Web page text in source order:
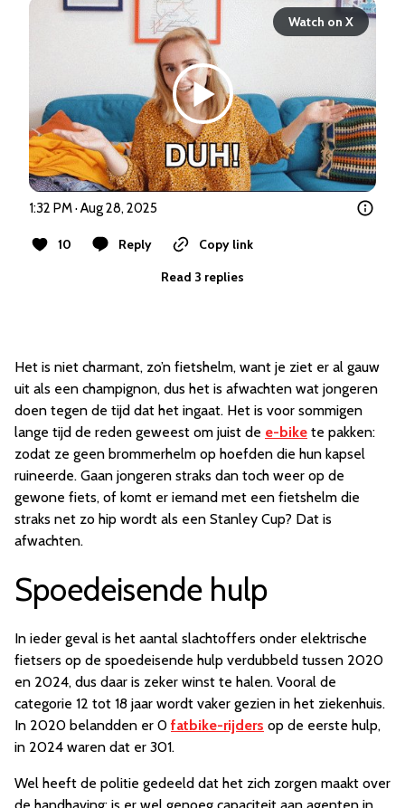
Watch on X
1:32 PM · Aug 28, 2025
10 Reply
Copy link
Read 3 replies
Het is niet charmant, zo’n fietshelm, want je ziet er al gauw
uit als een champignon, dus het is afwachten wat jongeren
doen tegen de tijd dat het ingaat. Het is voor sommigen
lange tijd de reden geweest om juist de e-bike te pakken:
zodat ze geen brommerhelm op hoefden die hun kapsel
ruineerde. Gaan jongeren straks dan toch weer op de
gewone fiets, of komt er iemand met een fietshelm die
straks net zo hip wordt als een Stanley Cup? Dat is
afwachten.
Spoedeisende hulp
In ieder geval is het aantal slachtoffers onder elektrische
fietsers op de spoedeisende hulp verdubbeld tussen 2020
en 2024, dus daar is zeker winst te halen. Vooral de
categorie 12 tot 18 jaar wordt vaker gezien in het ziekenhuis.
In 2020 belandden er 0 fatbike-rijders op de eerste hulp,
in 2024 waren dat er 301.
Wel heeft de politie gedeeld dat het zich zorgen maakt over